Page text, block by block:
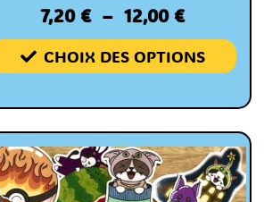
5.00
1
notation
7,20 € – 12,00 €
CHOIX DES OPTIONS